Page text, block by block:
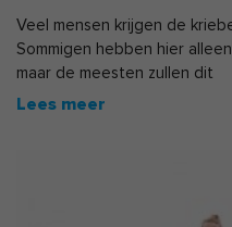
Veel mensen krijgen de
Sommigen hebben hier
maar de meesten zullen dit